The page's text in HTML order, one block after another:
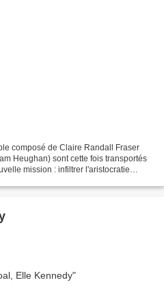
composé de Claire Randall Fraser
Heughan) sont cette fois transportés
mission : infiltrer l'aristocratie